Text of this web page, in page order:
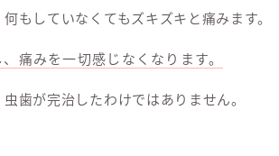
もしていなくてもズキズキと痛みます。
痛みを一切感じなくなります。
歯が完治したわけではありません。